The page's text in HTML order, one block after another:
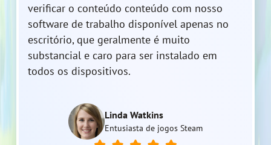
verificar o conteúdo conteúdo com nosso
software de trabalho disponível apenas no
escritório, que geralmente é muito
substancial e caro para ser instalado em
todos os dispositivos.
Linda Watkins
Entusiasta de jogos Steam